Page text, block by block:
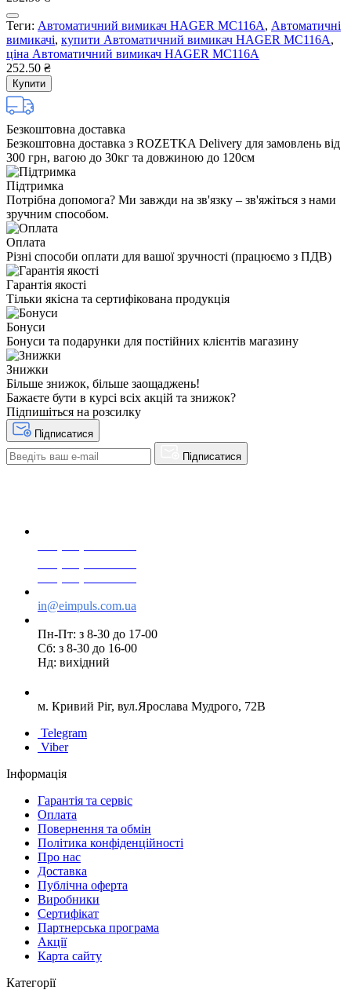
Теги: Автоматичний вимикач HAGER MC116A, Автоматичні
вимикачі, купити Автоматичний вимикач HAGER MC116A,
ціна Автоматичний вимикач HAGER MC116A
252.50 ₴
Купити
Безкоштовна доставка
Безкоштовна доставка з ROZETKA Delivery для замовлень від
300 грн, вагою до 30кг та довжиною до 120см
Підтримка
Потрібна допомога? Ми завжди на зв'язку – зв'яжіться з нами
зручним способом.
Оплата
Різні способи оплати для вашої зручності (працюємо з ПДВ)
Гарантія якості
Тільки якісна та сертифікована продукція
Бонуси
Бонуси та подарунки для постійних клієнтів магазину
Знижки
Більше знижок, більше заощаджень!
Бажаєте бути в курсі всіх акцій та знижок?
Підпишіться на розсилку
Підписатися
Підписатися
in@eimpuls.com.ua
Пн-Пт: з 8-30 до 17-00
Сб: з 8-30 до 16-00
Нд: вихідний
м. Кривий Ріг, вул.Ярослава Мудрого, 72В
Telegram
Viber
Інформація
Гарантія та сервіс
Оплата
Повернення та обмін
Політика конфіденційності
Про нас
Доставка
Публічна оферта
Виробники
Сертифікат
Партнерська програма
Акції
Карта сайту
Категорії